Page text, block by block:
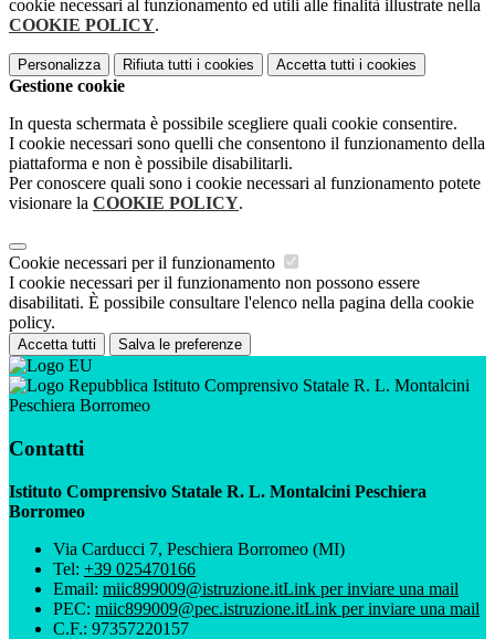
cookie necessari al funzionamento ed utili alle finalità illustrate nella
COOKIE POLICY.
Personalizza Rifiuta tutti i cookies Accetta tutti i cookies
Gestione cookie
In questa schermata è possibile scegliere quali cookie consentire.
I cookie necessari sono quelli che consentono il funzionamento della
piattaforma e non è possibile disabilitarli.
Per conoscere quali sono i cookie necessari al funzionamento potete
visionare la COOKIE POLICY.
Cookie necessari per il funzionamento
I cookie necessari per il funzionamento non possono essere
disabilitati. È possibile consultare l'elenco nella pagina della cookie
policy.
Accetta tutti Salva le preferenze
Istituto Comprensivo Statale R. L. Montalcini
Peschiera Borromeo
Contatti
Istituto Comprensivo Statale R. L. Montalcini Peschiera
Borromeo
Via Carducci 7, Peschiera Borromeo (MI)
Tel: +39 025470166
Email: miic899009@istruzione.itLink per inviare una mail
PEC: miic899009@pec.istruzione.itLink per inviare una mail
C.F.: 97357220157